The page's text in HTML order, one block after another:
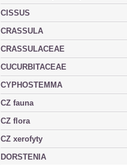
CISSUS
CRASSULA
CRASSULACEAE
CUCURBITACEAE
CYPHOSTEMMA
CZ fauna
CZ flora
CZ xerofyty
DORSTENIA